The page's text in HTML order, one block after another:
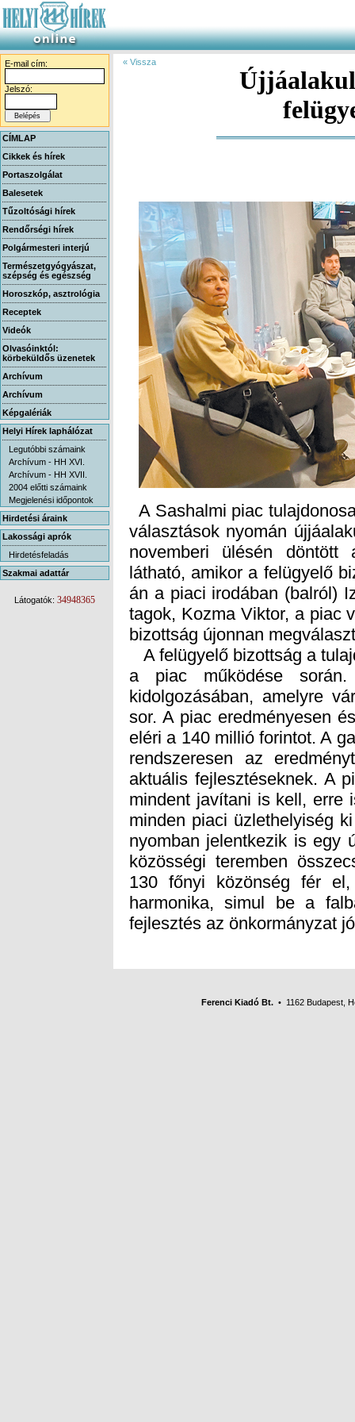
E-mail cím:
Jelszó:
CÍMLAP
Cikkek és hírek
Portaszolgálat
Balesetek
Tűzoltósági hírek
Rendőrségi hírek
Polgármesteri interjú
Természetgyógyászat,
szépség és egészség
Horoszkóp, asztrológia
Receptek
Videók
Olvasóinktól:
körbeküldős üzenetek
Archívum
Archívum
Képgalériák
Helyi Hírek laphálózat
Legutóbbi számaink
Archívum - HH XVI.
Archívum - HH XVII.
2004 előtti számaink
Megjelenési időpontok
Hirdetési áraink
Lakossági aprók
Hirdetésfeladás
Szakmai adattár
Látogatók: 34948365
« Vissza
A Sashalmi piac
választások nyomán
novemberi ülésén
látható, amikor a felügyelő
án a piaci irodában (balról)
tagok, Kozma Viktor, a
bizottság újonnan
A felügyelő bizottság a
a piac működése
kidolgozásában, amelyre
sor. A piac eredményesen
eléri a 140 millió forintot. A
rendszeresen az
aktuális fejlesztéseknek. A
mindent javítani is kell,
minden piaci üzlethelyiség
nyomban jelentkezik is egy
közösségi teremben
130 főnyi közönség fér
harmonika, simul be a
fejlesztés az önkormányzat
Ferenci Kiadó Bt. • 1162 Budapest,